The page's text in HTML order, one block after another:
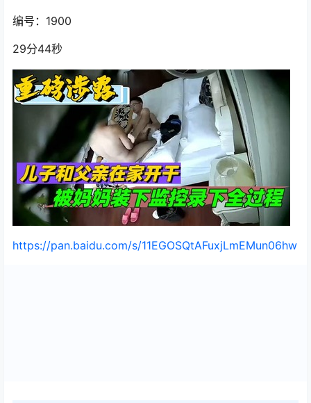
编号：1900
29分44秒
https://pan.baidu.com/s/11EGOSQtAFuxjLmEMun06hw